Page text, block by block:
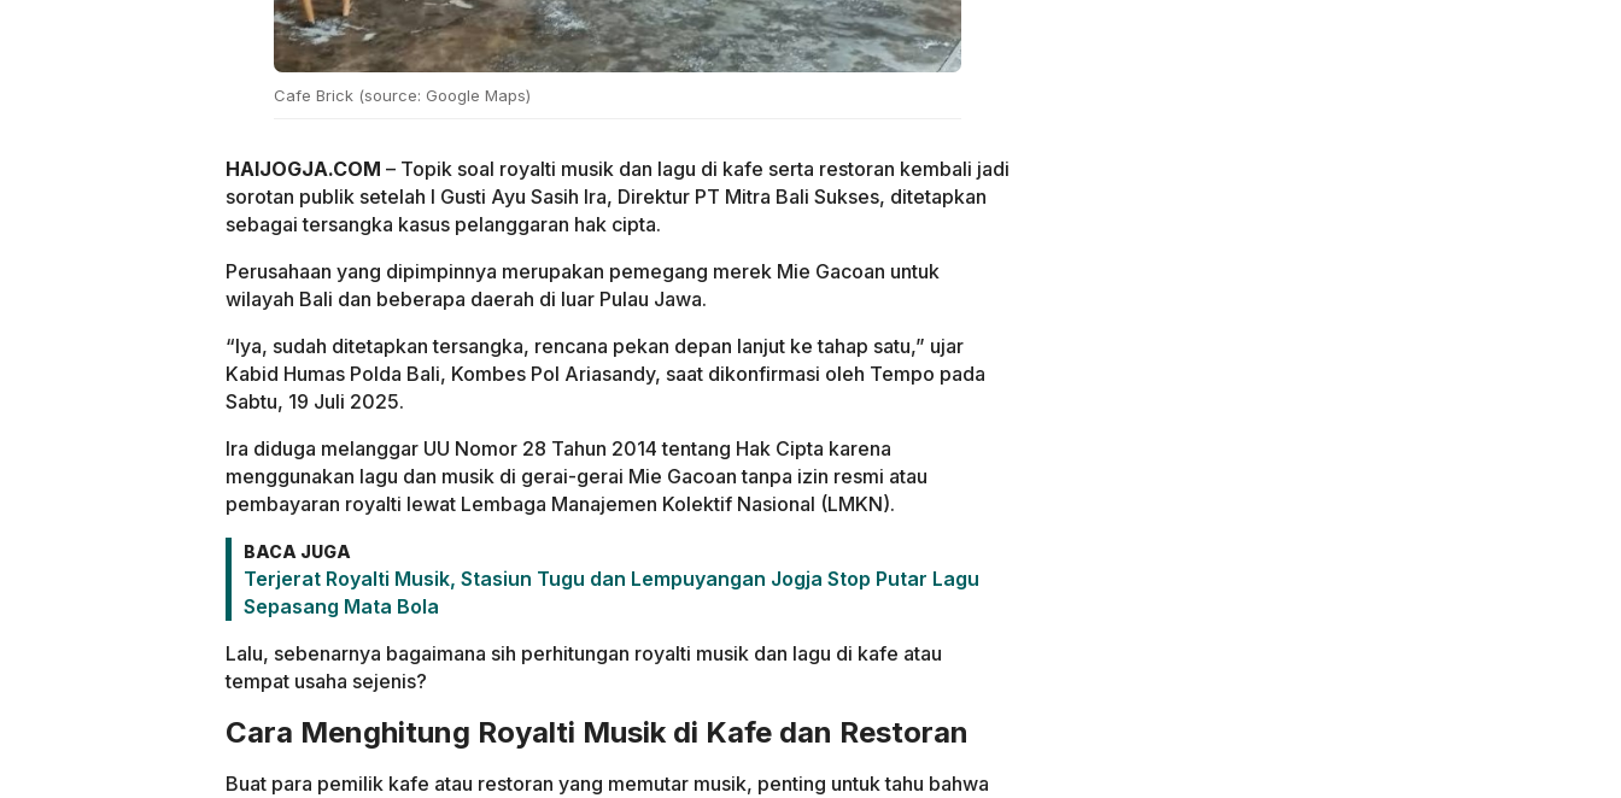
Cafe Brick (source: Google Maps)
HAIJOGJA.COM – Topik soal royalti musik dan lagu di kafe serta restoran kembali jadi
sorotan publik setelah I Gusti Ayu Sasih Ira, Direktur PT Mitra Bali Sukses, ditetapkan
sebagai tersangka kasus pelanggaran hak cipta.
Perusahaan yang dipimpinnya merupakan pemegang merek Mie Gacoan untuk
wilayah Bali dan beberapa daerah di luar Pulau Jawa.
“Iya, sudah ditetapkan tersangka, rencana pekan depan lanjut ke tahap satu,” ujar
Kabid Humas Polda Bali, Kombes Pol Ariasandy, saat dikonfirmasi oleh Tempo pada
Sabtu, 19 Juli 2025.
Ira diduga melanggar UU Nomor 28 Tahun 2014 tentang Hak Cipta karena
menggunakan lagu dan musik di gerai-gerai Mie Gacoan tanpa izin resmi atau
pembayaran royalti lewat Lembaga Manajemen Kolektif Nasional (LMKN).
BACA JUGA
Terjerat Royalti Musik, Stasiun Tugu dan Lempuyangan Jogja Stop Putar Lagu
Sepasang Mata Bola
Lalu, sebenarnya bagaimana sih perhitungan royalti musik dan lagu di kafe atau
tempat usaha sejenis?
Cara Menghitung Royalti Musik di Kafe dan Restoran
Buat para pemilik kafe atau restoran yang memutar musik, penting untuk tahu bahwa